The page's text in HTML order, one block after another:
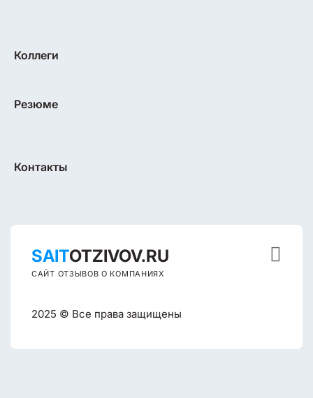
Коллеги
Резюме
Контакты
SAITOTZIVOV.RU
САЙТ ОТЗЫВОВ О КОМПАНИЯХ
2025 © Все права защищены
